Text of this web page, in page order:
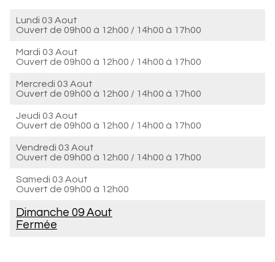
Lundi 03 Aout
Ouvert de 09h00 à 12h00 / 14h00 à 17h00
Mardi 03 Aout
Ouvert de 09h00 à 12h00 / 14h00 à 17h00
Mercredi 03 Aout
Ouvert de 09h00 à 12h00 / 14h00 à 17h00
Jeudi 03 Aout
Ouvert de 09h00 à 12h00 / 14h00 à 17h00
Vendredi 03 Aout
Ouvert de 09h00 à 12h00 / 14h00 à 17h00
Samedi 03 Aout
Ouvert de 09h00 à 12h00
Dimanche 09 Aout
Fermée